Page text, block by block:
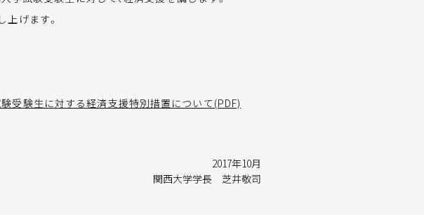
げます。
験受験生に対する経済支援特別措置について(PDF)
2017年10月
関西大学学長 芝井敬司